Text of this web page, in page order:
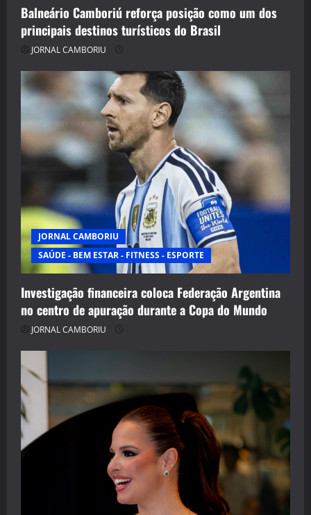
Balneário Camboriú reforça posição como um dos
principais destinos turísticos do Brasil
JORNAL CAMBORIU
JORNAL CAMBORIU
SAÚDE - BEM ESTAR - FITNESS - ESPORTE
Investigação financeira coloca Federação Argentina
no centro de apuração durante a Copa do Mundo
JORNAL CAMBORIU